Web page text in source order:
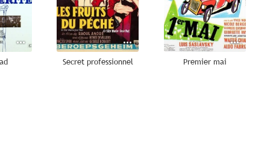
Secret professionnel Premier mai